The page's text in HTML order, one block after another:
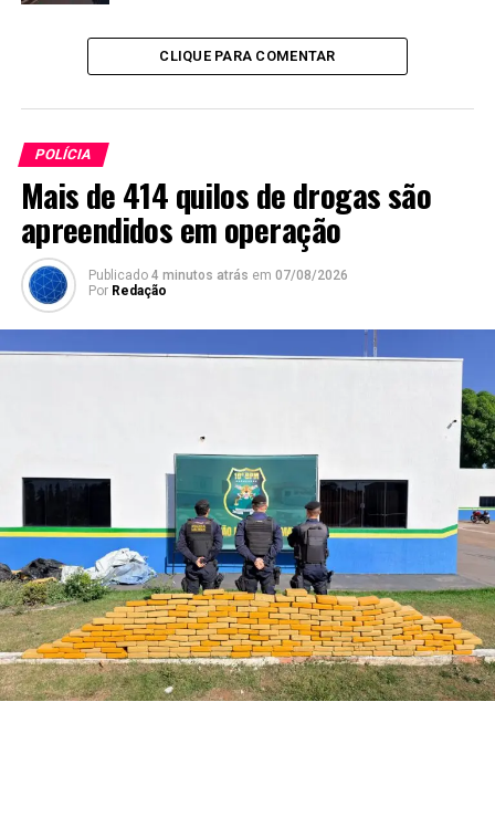
CLIQUE PARA COMENTAR
POLÍCIA
Mais de 414 quilos de drogas são
apreendidos em operação
Publicado 4 minutos atrás em 07/08/2026
Por Redação